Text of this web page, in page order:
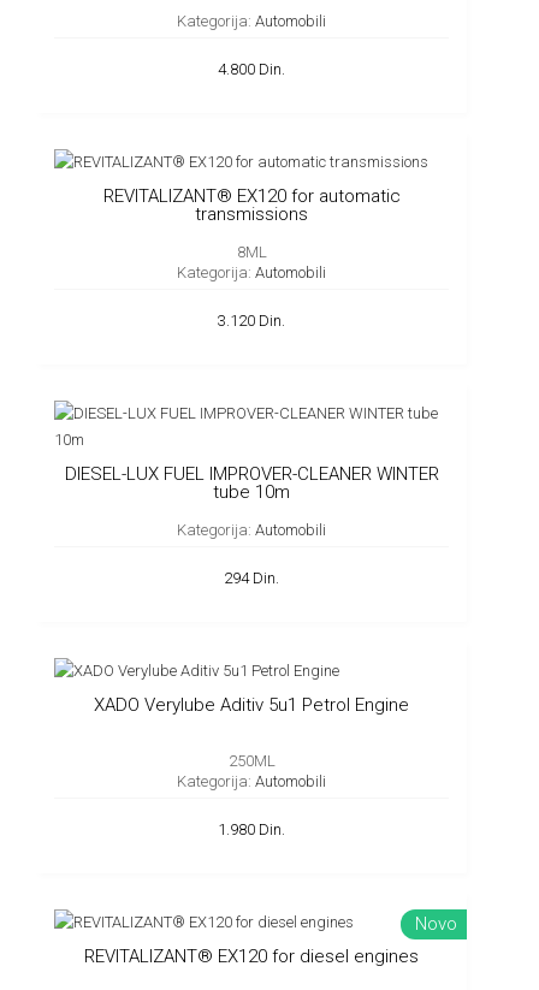
Kategorija: Automobili
4.800 Din.
REVITALIZANT® EX120 for automatic
transmissions
8ML
Kategorija: Automobili
3.120 Din.
DIESEL-LUX FUEL IMPROVER-CLEANER WINTER
tube 10m
Kategorija: Automobili
294 Din.
XADO Verylube Aditiv 5u1 Petrol Engine
250ML
Kategorija: Automobili
1.980 Din.
Novo
REVITALIZANT® EX120 for diesel engines